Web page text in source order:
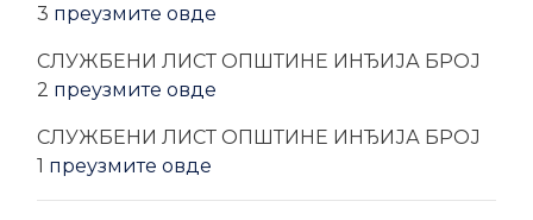
3 преузмите овде
CЛУЖБЕНИ ЛИСТ ОПШТИНЕ ИНЂИЈА БРОЈ
2 преузмите овде
CЛУЖБЕНИ ЛИСТ ОПШТИНЕ ИНЂИЈА БРОЈ
1 преузмите овде